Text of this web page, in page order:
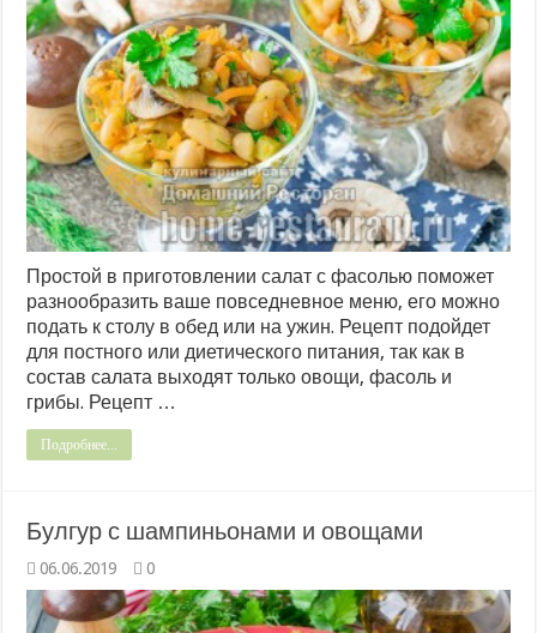
Простой в приготовлении салат с фасолью поможет
разнообразить ваше повседневное меню, его можно
подать к столу в обед или на ужин. Рецепт подойдет
для постного или диетического питания, так как в
состав салата выходят только овощи, фасоль и
грибы. Рецепт …
Подробнее...
Булгур с шампиньонами и овощами
06.06.2019 0